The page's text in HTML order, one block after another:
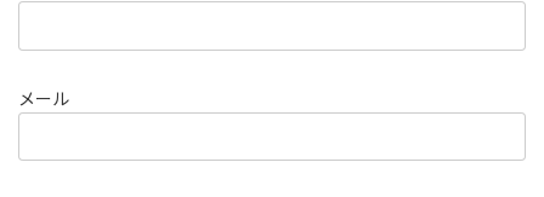
メール